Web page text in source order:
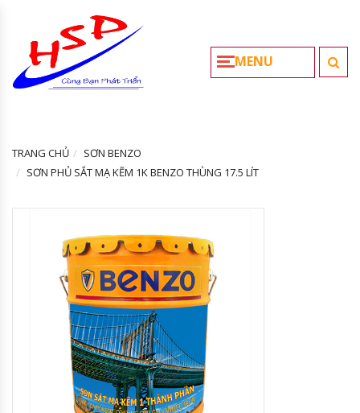
MENU
TRANG CHỦ
SƠN BENZO
SƠN PHỦ SẮT MẠ KẼM 1K BENZO THÙNG 17.5 LÍT